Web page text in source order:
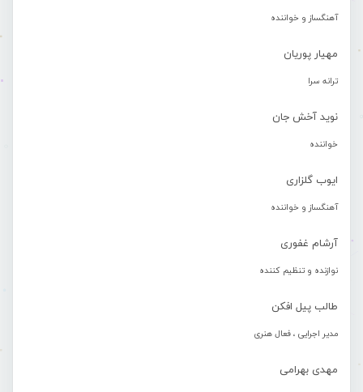
آهنگساز و خواننده
مهیار پوریان
ترانه سرا
نوید آخش جان
خواننده
ایوب گلزاری
آهنگساز و خواننده
آرشام غفوری
نوازنده و تنظیم کننده
طالب پیل افکن
مدیر اجرایی ، فعال هنری
مهدی بهرامی